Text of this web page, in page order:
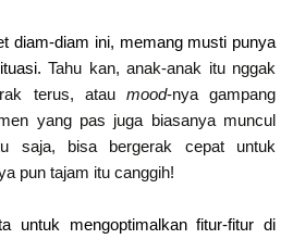
diam-diam ini, memang musti punya
Tahu kan, anak-anak itu nggak
terus, atau mood-nya gampang
yang pas juga biasanya muncul
saja, bisa bergerak cepat untuk
pun tajam itu canggih!
untuk mengoptimalkan fitur-fitur di